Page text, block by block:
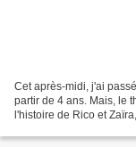
Cet après-midi, j'ai
partir de 4 ans. Mais, le
l'histoire de Rico et